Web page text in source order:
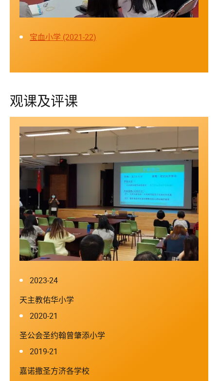
宝血小学 (2021-22)
观课及评课
2023-24
天主教佑华小学
2020-21
圣公会圣约翰曾肇添小学
2019-21
嘉诺撒圣方济各学校